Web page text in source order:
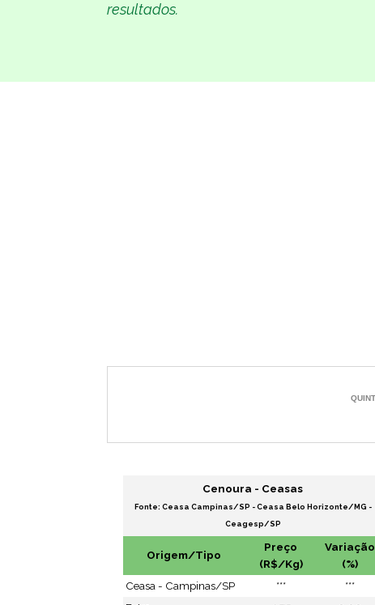
resultados.
Cenoura - Ceasas
Fonte: Ceasa Campinas/SP - Ceasa Belo Horizonte/MG -
Ceagesp/SP
Origem/Tipo
Preço
(R$/Kg)
Variação
(%)
Ceasa - Campinas/SP
***
***